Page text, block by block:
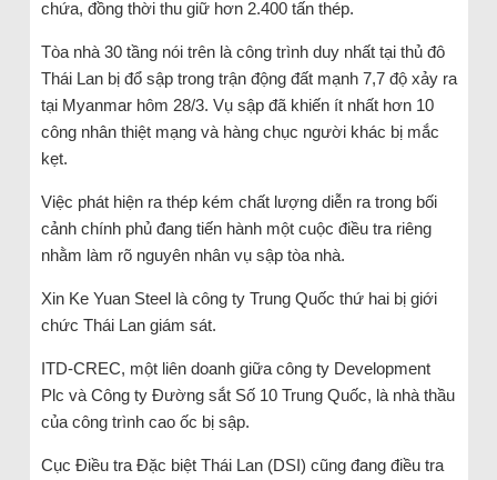
chứa, đồng thời thu giữ hơn 2.400 tấn thép.
Tòa nhà 30 tầng nói trên là công trình duy nhất tại thủ đô
Thái Lan bị đổ sập trong trận động đất mạnh 7,7 độ xảy ra
tại Myanmar hôm 28/3. Vụ sập đã khiến ít nhất hơn 10
công nhân thiệt mạng và hàng chục người khác bị mắc
kẹt.
Việc phát hiện ra thép kém chất lượng diễn ra trong bối
cảnh chính phủ đang tiến hành một cuộc điều tra riêng
nhằm làm rõ nguyên nhân vụ sập tòa nhà.
Xin Ke Yuan Steel là công ty Trung Quốc thứ hai bị giới
chức Thái Lan giám sát.
ITD-CREC, một liên doanh giữa công ty Development
Plc và Công ty Đường sắt Số 10 Trung Quốc, là nhà thầu
của công trình cao ốc bị sập.
Cục Điều tra Đặc biệt Thái Lan (DSI) cũng đang điều tra